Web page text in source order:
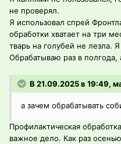
не проверял.
Я использовал спрей
обработки хватает на три
тварь на голубей не лезла.
Обрабатываю раз в
В 21.09.2025 в 19:49,
а зачем обрабатывать
Профилактическая
важное дело. Как раз